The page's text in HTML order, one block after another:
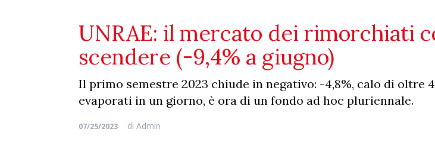
UNRAE: il mercato dei rimorchiati
scendere (-9,4% a giugno)
Il primo semestre 2023 chiude in negativo: -4,8%, calo di oltre
evaporati in un giorno, è ora di un fondo ad hoc pluriennale.
07/25/2023 di Admin